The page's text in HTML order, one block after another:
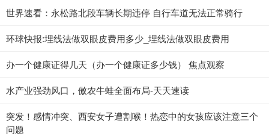
世界速看：永松路北段车辆长期违停 自行车道无法正常骑行
环球快报:埋线法做双眼皮费用多少_埋线法做双眼皮费用
办一个健康证得几天（办一个健康证多少钱） 焦点观察
水产业强劲风口，傲农牛蛙全面布局-天天速读
突发！感情冲突、西安女子遭割喉！热恋中的女孩应该注意三个
问题